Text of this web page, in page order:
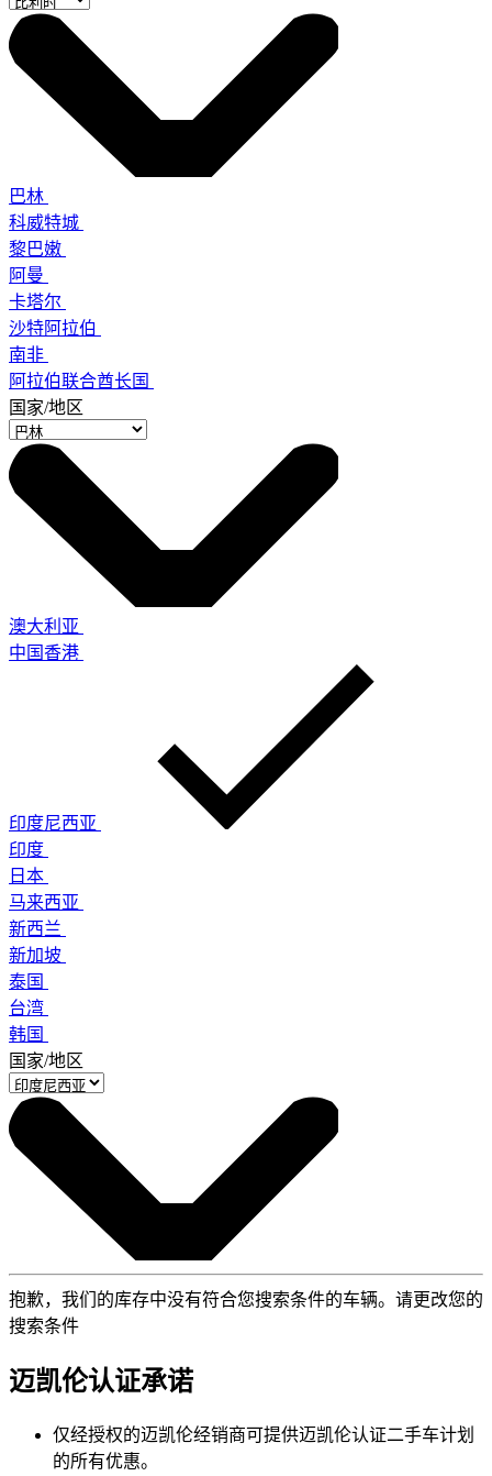
巴林
科威特城
黎巴嫩
阿曼
卡塔尔
沙特阿拉伯
南非
阿拉伯联合酋长国
国家/地区
澳大利亚
中国香港
印度尼西亚
印度
日本
马来西亚
新西兰
新加坡
泰国
台湾
韩国
国家/地区
抱歉，我们的库存中没有符合您搜索条件的车辆。请更改您的
搜索条件
迈凯伦认证承诺
仅经授权的迈凯伦经销商可提供迈凯伦认证二手车计划
的所有优惠。